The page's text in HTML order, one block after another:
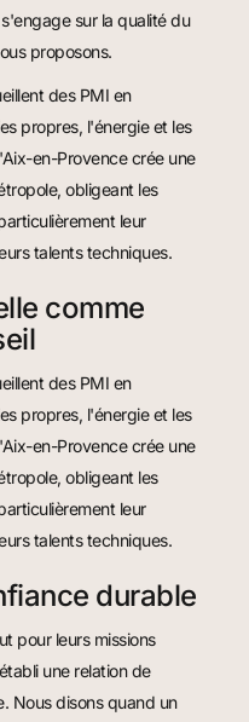
sur la qualité du
proposons.
des PMI en
propres, l'énergie et les
en-Provence crée une
obligeant les
leur
talents techniques.
comme
des PMI en
propres, l'énergie et les
en-Provence crée une
obligeant les
leur
talents techniques.
durable
pour leurs missions
une relation de
Nous disons quand un